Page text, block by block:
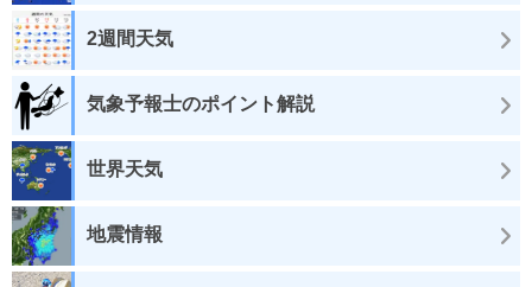
2週間天気
気象予報士のポイント解説
世界天気
地震情報